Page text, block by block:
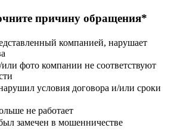
причину обращения*
компанией, нарушает
фото компании не соответствуют
условия договора и/или сроки
не работает
замечен в мошенничестве